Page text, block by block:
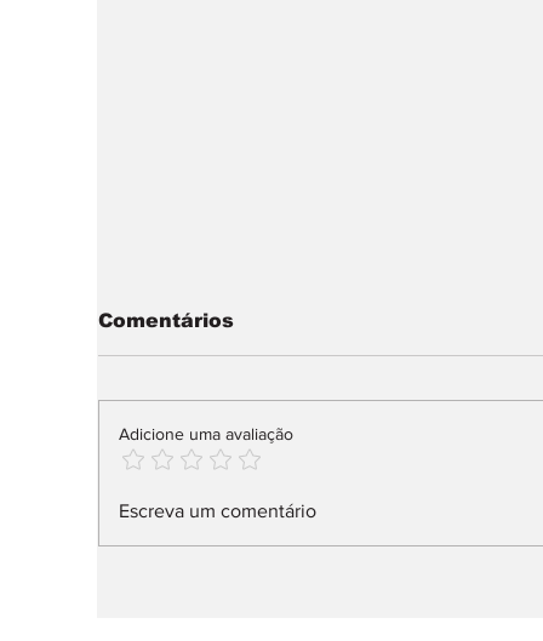
Elétricos dominam
Comentários
Adicione uma avaliação
Escreva um comentário